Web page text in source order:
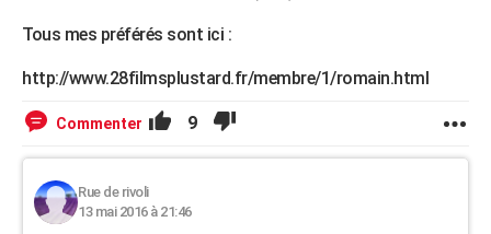
Tous mes préférés sont ici :
http://www.28filmsplustard.fr/membre/1/romain.html
Commenter 9
Rue de rivoli
13 mai 2016 à 21:46